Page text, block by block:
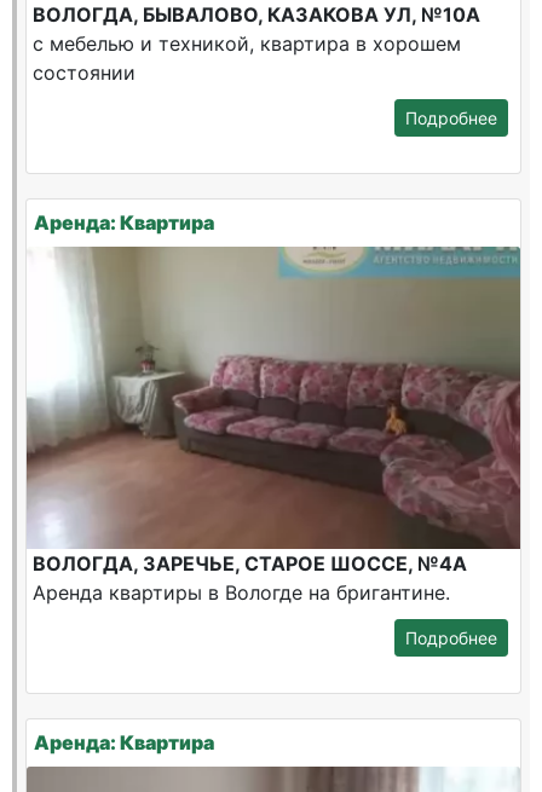
ВОЛОГДА, БЫВАЛОВО, КАЗАКОВА УЛ, №10А
с мебелью и техникой, квартира в хорошем
состоянии
Подробнее
Аренда: Квартира
ВОЛОГДА, ЗАРЕЧЬЕ, СТАРОЕ ШОССЕ, №4А
Аренда квартиры в Вологде на бригантине.
Подробнее
Аренда: Квартира